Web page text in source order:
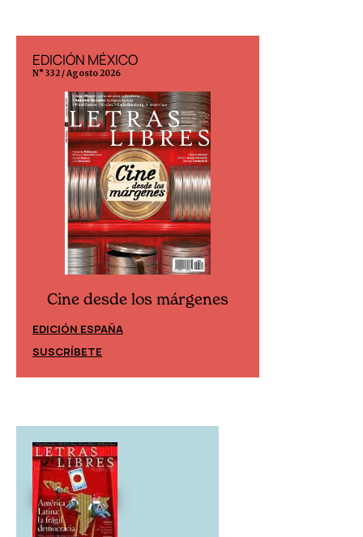
EDICIÓN MÉXICO
N° 332 / Agosto 2026
Cine desde los márgenes
EDICIÓN ESPAÑA
SUSCRÍBETE